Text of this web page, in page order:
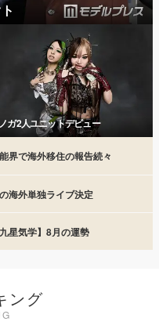
ガ2人ユニットデビュー
界で海外移住の報告続々
海外単独ライブ決定
九星気学】8月の運勢
ング